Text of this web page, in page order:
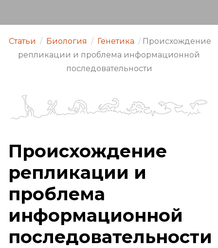
Статьи / Биология / Генетика / Происхождение
репликации и проблема информационной
последовательности
Происхождение
репликации и
проблема
информационной
последовательности